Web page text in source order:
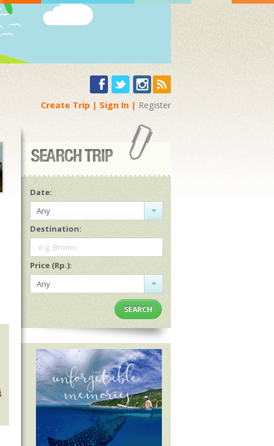
Create Trip Sign In Register
Date:
Any
Destination:
e.g. Bromo
Price (Rp.):
Any
SEARCH